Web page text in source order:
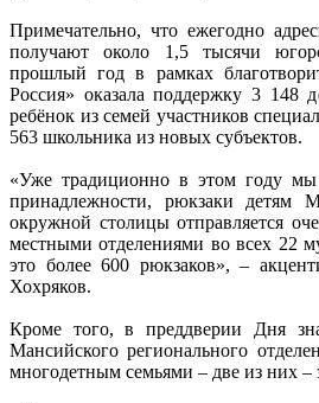
Примечательно, что ежегодно
получают около 1,5 тысячи
прошлый год в рамках
Россия» оказала поддержку 3 148
ребёнок из семей участников
563 школьника из новых субъектов.
«Уже традиционно в этом году мы
принадлежности, рюкзаки детям
окружной столицы отправляется
местными отделениями во всех 22
это более 600 рюкзаков», –
Хохряков.
Кроме того, в преддверии Дня
Мансийского регионального
многодетным семьями – две из них –